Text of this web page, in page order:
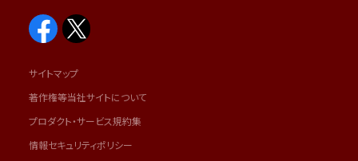
サイトマップ
著作権等当社サイトについて
プロダクト・サービス規約集
情報セキュリティポリシー